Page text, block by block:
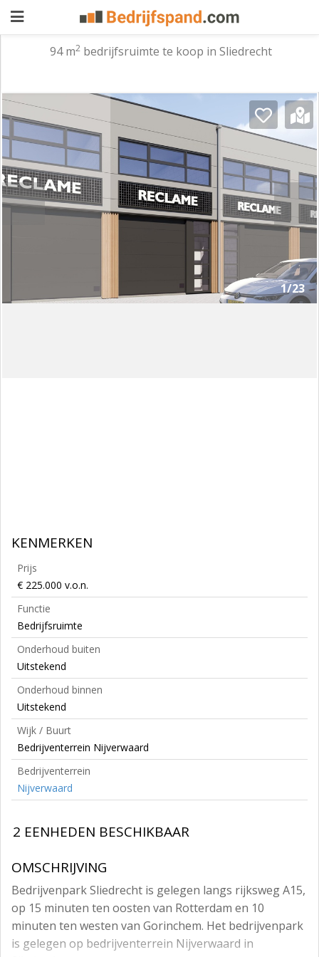
aanbieden
Pand
zoeken
Waarom
adverteren
Premium
adverteren
Blog
94 m2 bedrijfsruimte te koop in Sliedrecht
1/23
KENMERKEN
Prijs
€ 225.000 v.o.n.
Functie
Bedrijfsruimte
Onderhoud buiten
Uitstekend
Onderhoud binnen
Uitstekend
Wijk / Buurt
Bedrijventerrein Nijverwaard
Bedrijventerrein
Nijverwaard
2 EENHEDEN BESCHIKBAAR
OMSCHRIJVING
Bedrijvenpark Sliedrecht is gelegen langs rijksweg A15,
op 15 minuten ten oosten van Rotterdam en 10
minuten ten westen van Gorinchem. Het bedrijvenpark
is gelegen op bedrijventerrein Nijverwaard in